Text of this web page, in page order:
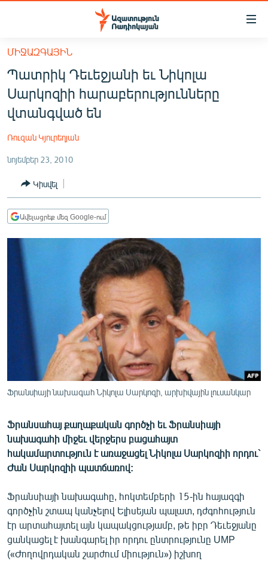
Մատչելիության
հիմնական
բովանդակությանը
Անցնել
հիմնական
մենյուին
ՀԱՅԱՍՏԱՆ
ՔԱՂԱՔԱԿԱՆ
ՏՆՏԵՍՈՒԹՅՈՒՆ
ՂԱՐԱԲԱՂ
ՏԱՐԱԾԱՇՐՋԱՆ
ՄԻՋԱԶԳԱՅԻՆ
ՄՇԱԿՈՒՅԹ
ՍՊՈՐՏ
ՄԵԿՆԱԲԱՆՈՒԹՅՈՒՆ
ՏՏ ԵՒ ԻՆՏԵՐՆԵՏ
ՏԵՍԱՆՅՈՒԹԵՐ
ԲԱՆԱՎԵՃ
ՁԳՏԵԼՈՎ ԼԱՎԱԳՈՒՅՆԻՆ
ՓՈԴՔԱՍԹ
Հայերեն
English
ՄԻՋԱԶԳԱՅԻՆ
Պատրիկ Դեւեջյանի եւ Նիկոլա
Սարկոզիի հարաբերությունները
վտանգված են
Ռուզան Կյուրեղյան
նոյեմբեր 23, 2010
Կիսվել
Ավելացրեք մեզ Google-ում
Ֆրանսիայի նախագահ Նիկոլա Սարկոզի, արխիվային լուսանկար
Ֆրանսահայ քաղաքական գործչի եւ Ֆրանսիայի
նախագահի միջեւ վերջերս բացահայտ
հակամարտություն է առաջացել Նիկոլա Սարկոզիի որդու`
Ժան Սարկոզիի պատճառով:
Ֆրանսիայի նախագահը, հոկտեմբերի 15-ին հայազգի
գործչին շտապ կանչելով Ելիսեյան պալատ, դժգոհություն
էր արտահայտել այն կապակցությամբ, թե իբր Դեւեջյանը
ցանկացել է խանգարել իր որդու ընտրությունը UMP
(«Ժողովրդական շարժում միություն») իշխող